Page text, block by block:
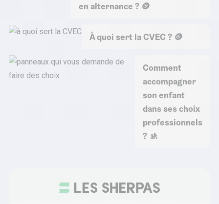
en alternance ? 🪙
À quoi sert la CVEC ? 🪙
Comment
accompagner
son enfant
dans ses choix
professionnels
? 🚸